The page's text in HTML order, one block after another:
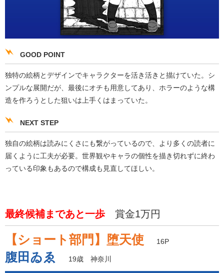
GOOD POINT
独特の絵柄とデザインでキャラクターを活き活きと描けていた。シ
ンプルな展開だが、最後にオチも用意してあり、ホラーのような構
造を作ろうとした狙いは上手くはまっていた。
NEXT STEP
独自の絵柄は読みにくさにも繋がっているので、より多くの読者に
届くように工夫が必要。世界観やキャラの個性を描き切れずに終わ
っている印象もあるので構成も見直してほしい。
最終候補まであと一歩 賞金1万円
【ショート部門】堕天使 16P
腹田ゐゑ 19歳 神奈川